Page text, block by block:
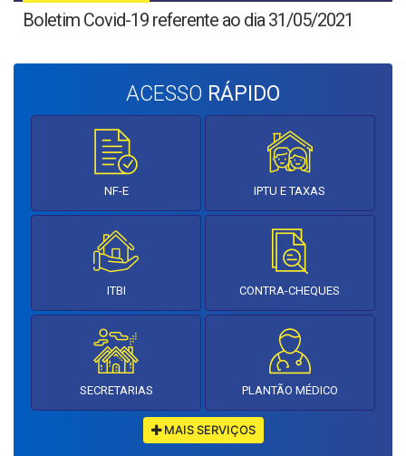
Boletim Covid-19 referente ao dia 31/05/2021
ACESSO RÁPIDO
NF-E IPTU E TAXAS
ITBI CONTRA-CHEQUES
SECRETARIAS PLANTÃO MÉDICO
MAIS SERVIÇOS